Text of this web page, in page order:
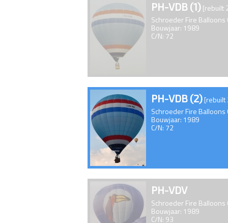
PH-VDB (1)[rebuilt
Schroeder Fire Balloons
Bouwjaar: 1989
C/N: 72
PH-VDB (2)[rebuilt
Schroeder Fire Balloons
Bouwjaar: 1989
C/N: 72
PH-VDV
Schroeder Fire Balloons
Bouwjaar: 1989
C/N: 93